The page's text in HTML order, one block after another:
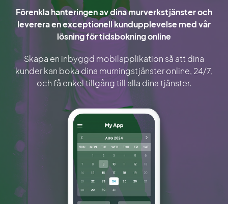
Förenkla hanteringen av dina murverkstjänster och
leverera en exceptionell kundupplevelse med vår
lösning för tidsbokning online
Skapa en inbyggd mobilapplikation så att dina
kunder kan boka dina murningstjänster online, 24/7,
och få enkel tillgång till alla dina tjänster.